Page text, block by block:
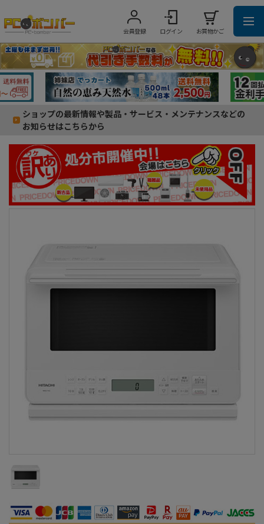
会員登録 ログイン お買物かご
ショップの最新情報や製品・サービス・メンテナンスなどの
お知らせはこちらから